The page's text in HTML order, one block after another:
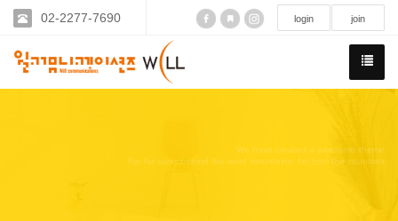
02-2277-7690 login join
We have created a awesome theme
Far far away,behind the word mountains, far from the countries